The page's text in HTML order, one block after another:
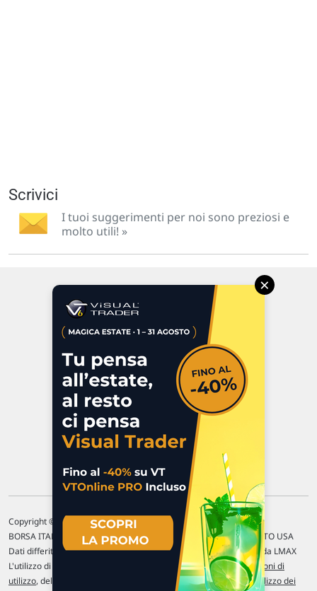
Scrivici
I tuoi suggerimenti per noi sono preziosi e
molto utili! »
Via Macanno, 38/A
47923 Rimini
P.IVA 02 452 460 401
Chi siamo
Commenti e segnalazioni
Contattaci
Copyright © 1996-2026 Traderlink Italia s.r.l.
BORSA ITALIANA Quotazioni di borsa differite di 15 min. / MERCATO USA
Dati differiti di 15 min. (fonte Intrinio) / FOREX Quotazioni fornite da LMAX
L'utilizzo di questo sito implica l'accettazione delle nostreCondizioni di
utilizzo, del Politiche sulla privacye dell'Utilizzo dei
×